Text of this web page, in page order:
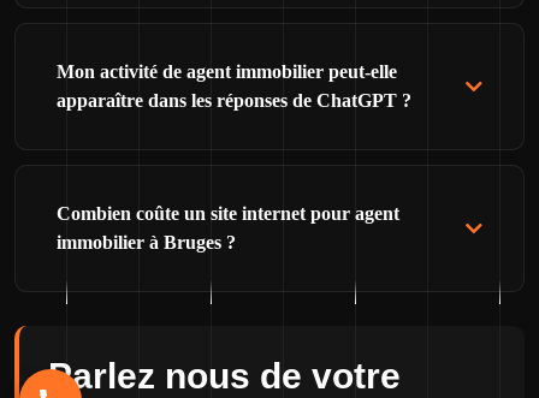
Mon activité de agent immobilier peut-elle
apparaître dans les réponses de ChatGPT ?
Combien coûte un site internet pour agent
immobilier à Bruges ?
Parlez nous de votre